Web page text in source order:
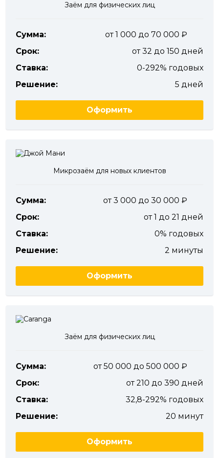
Заём для физических лиц
Сумма:
от 1 000 до 70 000
Срок:
от 32 до 150 дней
Ставка:
0-292% годовых
Решение:
5 дней
Оформить
Микрозаём для новых клиентов
Сумма:
от 3 000 до 30 000
Срок:
от 1 до 21 дней
Ставка:
0% годовых
Решение:
2 минуты
Оформить
Заём для физических лиц
Сумма:
от 50 000 до 500 000
Срок:
от 210 до 390 дней
Ставка:
32,8-292% годовых
Решение:
20 минут
Оформить